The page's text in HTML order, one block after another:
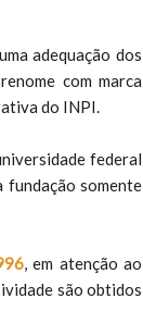
adequação dos
com marca
do INPI.
federal
fundação somente
, em atenção ao
são obtidos